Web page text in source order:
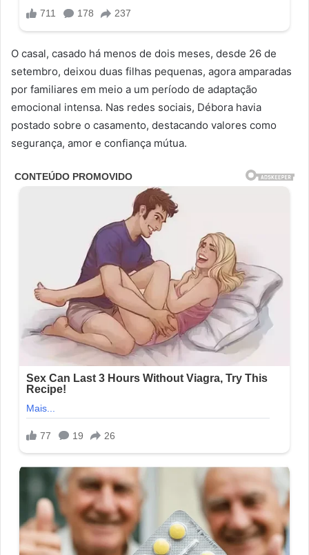
O casal, casado há menos de dois meses, desde 26 de
setembro, deixou duas filhas pequenas, agora amparadas
por familiares em meio a um período de adaptação
emocional intensa. Nas redes sociais, Débora havia
postado sobre o casamento, destacando valores como
segurança, amor e confiança mútua.